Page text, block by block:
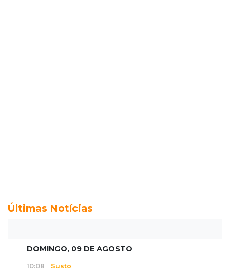
Últimas Notícias
DOMINGO, 09 DE AGOSTO
10:08 Susto